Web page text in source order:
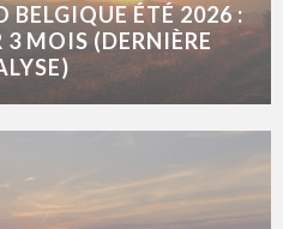
BELGIQUE ÉTÉ 2026 :
3 MOIS (DERNIÈRE